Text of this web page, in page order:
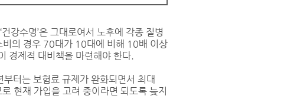
강수명’은 그대로여서 노후에 각종 질병
비의 경우 70대가 10대에 비해 10배 이상
경제적 대비책을 마련해야 한다.
터는 보험료 규제가 완화되면서 최대
현재 가입을 고려 중이라면 되도록 늦지